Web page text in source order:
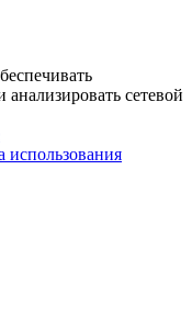
сетевой
использования